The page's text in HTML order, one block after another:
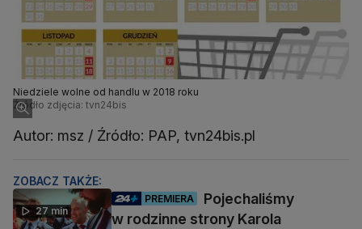
Niedziele wolne od handlu w 2018 roku
Źródło zdjęcia: tvn24bis
Autor: msz / Źródło: PAP, tvn24bis.pl
ZOBACZ TAKŻE:
27 min
PREMIERA
Pojechaliśmy
w rodzinne strony Karola